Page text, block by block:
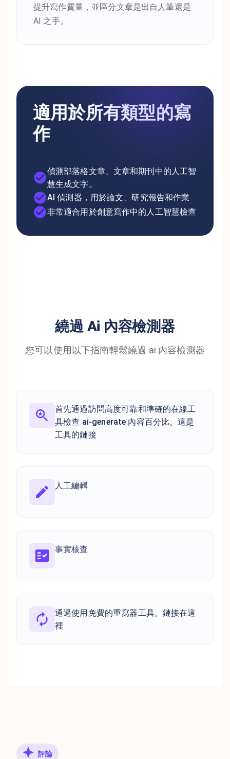
提升寫作質量，並區分文章是出自人筆還是
AI 之手。
適用於所有類型的寫
作
偵測部落格文章、文章和期刊中的人工智
慧生成文字。
AI 偵測器，用於論文、研究報告和作業
非常適合用於創意寫作中的人工智慧檢查
繞過 Ai 內容檢測器
您可以使用以下指南輕鬆繞過 ai 內容檢測器
首先通過訪問高度可靠和準確的在線工
具檢查 ai-generate 內容百分比。這是
工具的鏈接
人工編輯
事實核查
通過使用免費的重寫器工具。鏈接在這
裡
評論